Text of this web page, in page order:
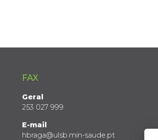
FAX
Geral
253 027 999
E-mail
hbraga@ulsb.min-saude.pt